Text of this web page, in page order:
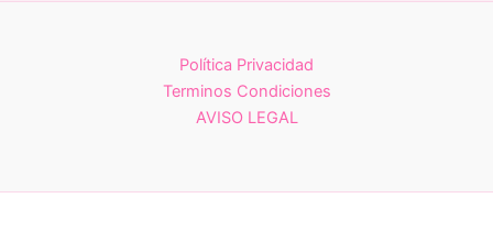
Política Privacidad
Terminos Condiciones
AVISO LEGAL